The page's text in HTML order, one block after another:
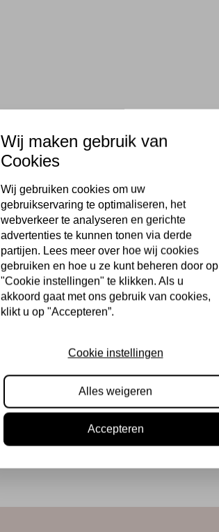
Wij maken gebruik van
Cookies
Wij gebruiken cookies om uw
gebruikservaring te optimaliseren, het
webverkeer te analyseren en gerichte
advertenties te kunnen tonen via derde
partijen. Lees meer over hoe wij cookies
gebruiken en hoe u ze kunt beheren door op
"Cookie instellingen" te klikken. Als u
akkoord gaat met ons gebruik van cookies,
klikt u op "Accepteren”.
Cookie instellingen
Alles weigeren
Accepteren